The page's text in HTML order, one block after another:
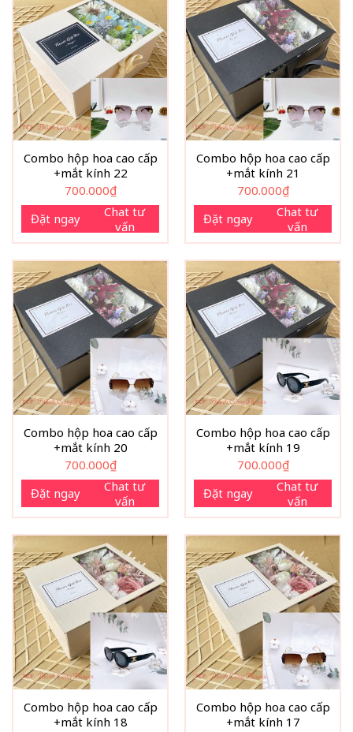
Combo hộp hoa cao cấp
+mắt kính 22
700.000₫
Đặt ngay
Chat tư
vấn
Combo hộp hoa cao cấp
+mắt kính 21
700.000₫
Đặt ngay
Chat tư
vấn
Combo hộp hoa cao cấp
+mắt kính 20
700.000₫
Đặt ngay
Chat tư
vấn
Combo hộp hoa cao cấp
+mắt kính 19
700.000₫
Đặt ngay
Chat tư
vấn
Combo hộp hoa cao cấp
+mắt kính 18
Combo hộp hoa cao cấp
+mắt kính 17